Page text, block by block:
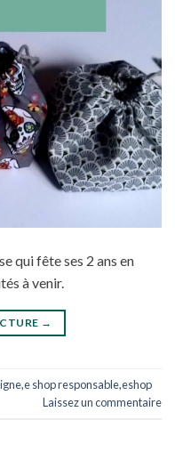
qui fête ses 2 ans en
à venir.
→
,e shop responsable,eshop
Laissez un commentaire